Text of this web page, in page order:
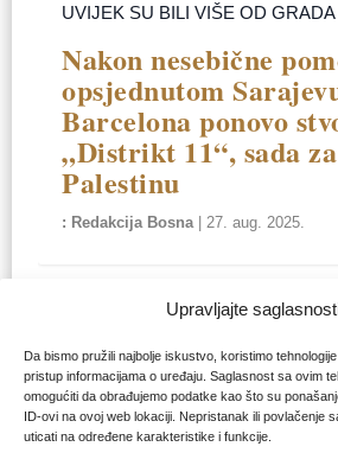
Upravljajte
Da bismo pružili najbolje iskustvo, koristimo
pristup informacijama o uređaju. Saglasnost sa ovim
omogućiti da obrađujemo podatke kao što su
ID-ovi na ovoj web lokaciji. Nepristanak ili povlačenje
uticati na određene karakteristike i funkcije.
UVIJEK SU BILI VIŠE OD GRADA
Nakon nesebične
opsjednutom
Barcelona ponovo
„Distrikt 11“, sada
Palestinu
Redakcija Bosna|27. aug. 2025.